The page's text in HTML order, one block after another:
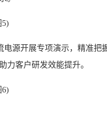
电源开展专项演示，精准把
力客户研发效能提升。